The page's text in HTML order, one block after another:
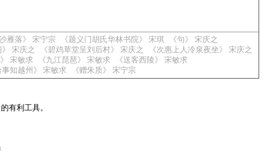
雁落》 宋宁宗 《题义门胡氏华林书院》 宋琪
《句》 宋庆之
》 宋庆之 《碧鸡草堂呈刘后村》 宋庆之
《次惠上人冷泉夜坐》 宋庆之
》 宋敏求 《九江琵琶》 宋敏求
《送客西陵》 宋敏求
事知越州》 宋敏求 《赠朱质》 宋宁宗
有利工具。